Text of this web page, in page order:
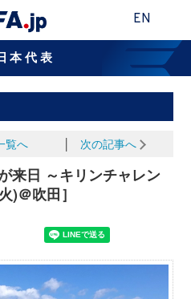
EN
本代表
覧へ 次の記事へ
来日 ～キリンチャレン
)＠吹田］